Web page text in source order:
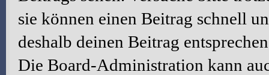
sie können einen Beitrag schnell
deshalb deinen Beitrag
Die Board-Administration kann